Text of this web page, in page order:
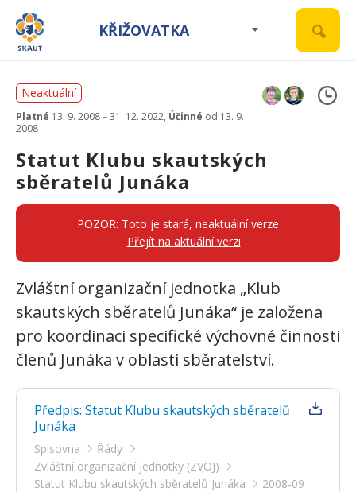
KŘIŽOVATKA
Neaktuální
Platné 13. 9. 2008 – 31. 12. 2022, Účinné od 13. 9.
2008
Statut Klubu skautských
sběratelů Junáka
POZOR: Toto je stará, neaktuální verze
Přejít na aktuální verzi
Zvláštní organizační jednotka „Klub
skautských sběratelů Junáka“ je založena
pro koordinaci specifické výchovné činnosti
členů Junáka v oblasti sběratelství.
Předpis: Statut Klubu skautských sběratelů
Junáka
Spisovna
Řády
Zvláštní organizační jednotky (ZVOJ)
Statut Klubu skautských sběratelů Junáka
2008-09